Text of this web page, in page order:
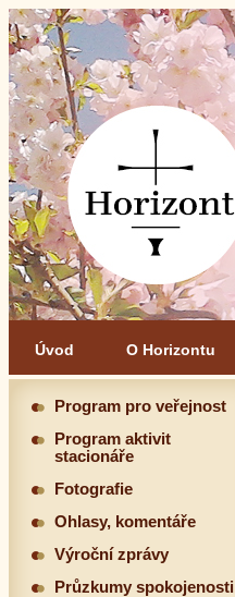
Úvod O Horizontu
Program pro veřejnost
Program aktivit
stacionáře
Fotografie
Ohlasy, komentáře
Výroční zprávy
Průzkumy spokojenosti